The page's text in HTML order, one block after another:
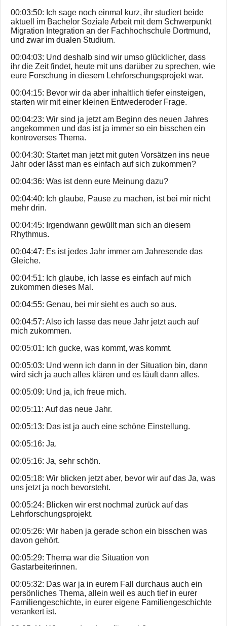
00:03:50: Ich sage noch einmal kurz, ihr studiert beide
aktuell im Bachelor Soziale Arbeit mit dem Schwerpunkt
Migration Integration an der Fachhochschule Dortmund,
und zwar im dualen Studium.
00:04:03: Und deshalb sind wir umso glücklicher, dass
ihr die Zeit findet, heute mit uns darüber zu sprechen, wie
eure Forschung in diesem Lehrforschungsprojekt war.
00:04:15: Bevor wir da aber inhaltlich tiefer einsteigen,
starten wir mit einer kleinen Entwederoder Frage.
00:04:23: Wir sind ja jetzt am Beginn des neuen Jahres
angekommen und das ist ja immer so ein bisschen ein
kontroverses Thema.
00:04:30: Startet man jetzt mit guten Vorsätzen ins neue
Jahr oder lässt man es einfach auf sich zukommen?
00:04:36: Was ist denn eure Meinung dazu?
00:04:40: Ich glaube, Pause zu machen, ist bei mir nicht
mehr drin.
00:04:45: Irgendwann gewüllt man sich an diesem
Rhythmus.
00:04:47: Es ist jedes Jahr immer am Jahresende das
Gleiche.
00:04:51: Ich glaube, ich lasse es einfach auf mich
zukommen dieses Mal.
00:04:55: Genau, bei mir sieht es auch so aus.
00:04:57: Also ich lasse das neue Jahr jetzt auch auf
mich zukommen.
00:05:01: Ich gucke, was kommt, was kommt.
00:05:03: Und wenn ich dann in der Situation bin, dann
wird sich ja auch alles klären und es läuft dann alles.
00:05:09: Und ja, ich freue mich.
00:05:11: Auf das neue Jahr.
00:05:13: Das ist ja auch eine schöne Einstellung.
00:05:16: Ja.
00:05:16: Ja, sehr schön.
00:05:18: Wir blicken jetzt aber, bevor wir auf das Ja, was
uns jetzt ja noch bevorsteht.
00:05:24: Blicken wir erst nochmal zurück auf das
Lehrforschungsprojekt.
00:05:26: Wir haben ja gerade schon ein bisschen was
davon gehört.
00:05:29: Thema war die Situation von
Gastarbeiterinnen.
00:05:32: Das war ja in eurem Fall durchaus auch ein
persönliches Thema, allein weil es auch tief in eurer
Familiengeschichte, in eurer eigene Familiengeschichte
verankert ist.